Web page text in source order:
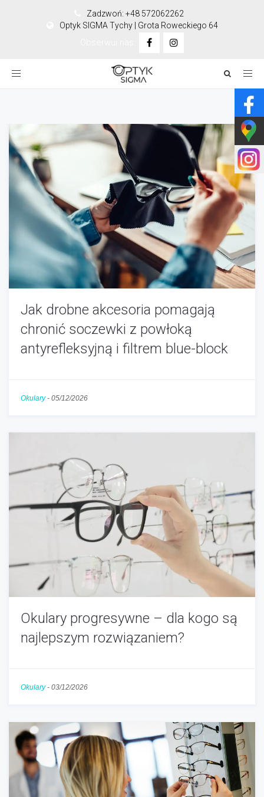
Zadzwoń: +48 572062262
Optyk SIGMA Tychy | Grota Roweckiego 64
Toggle
Jak drobne akcesoria pomagają
chronić soczewki z powłoką
antyrefleksyjną i filtrem blue-block
Okulary- 05/12/2026
Okulary progresywne – dla kogo są
najlepszym rozwiązaniem?
Okulary- 03/12/2026